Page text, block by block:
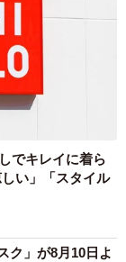
でキレイに着ら
い」「スタイル
ク」が8月10日よ